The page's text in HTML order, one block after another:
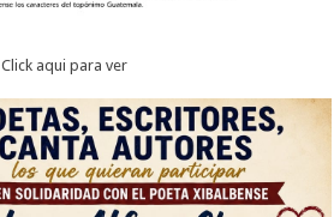
Click aqui para ver